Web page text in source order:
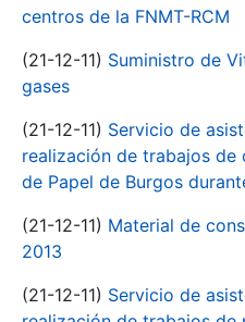
centros de la FNMT-RCM
(21-12-11) Suministro de
gases
(21-12-11) Servicio de
realización de trabajos de
de Papel de Burgos
(21-12-11) Material de
2013
(21-12-11) Servicio de